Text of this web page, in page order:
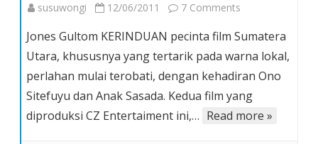
susuwongi 12/06/2011 7 Comments
Sitefuyu
dan
Anak
Sasada,
Gairahkan
Jones Gultom KERINDUAN pecinta film Sumatera
Utara, khususnya yang tertarik pada warna lokal,
perlahan mulai terobati, dengan kehadiran Ono
Sitefuyu dan Anak Sasada. Kedua film yang
diproduksi CZ Entertaiment ini,… Read more »